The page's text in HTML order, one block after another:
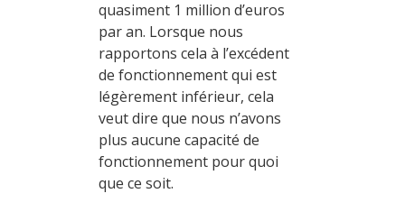
quasiment 1 million d’euros
par an. Lorsque nous
rapportons cela à l’excédent
de fonctionnement qui est
légèrement inférieur, cela
veut dire que nous n’avons
plus aucune capacité de
fonctionnement pour quoi
que ce soit.